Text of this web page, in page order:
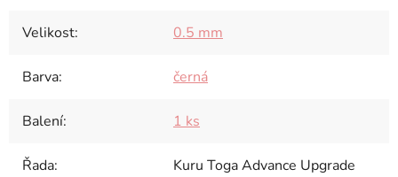
Velikost: 0.5 mm
Barva: černá
Balení: 1 ks
Řada: Kuru Toga Advance Upgrade